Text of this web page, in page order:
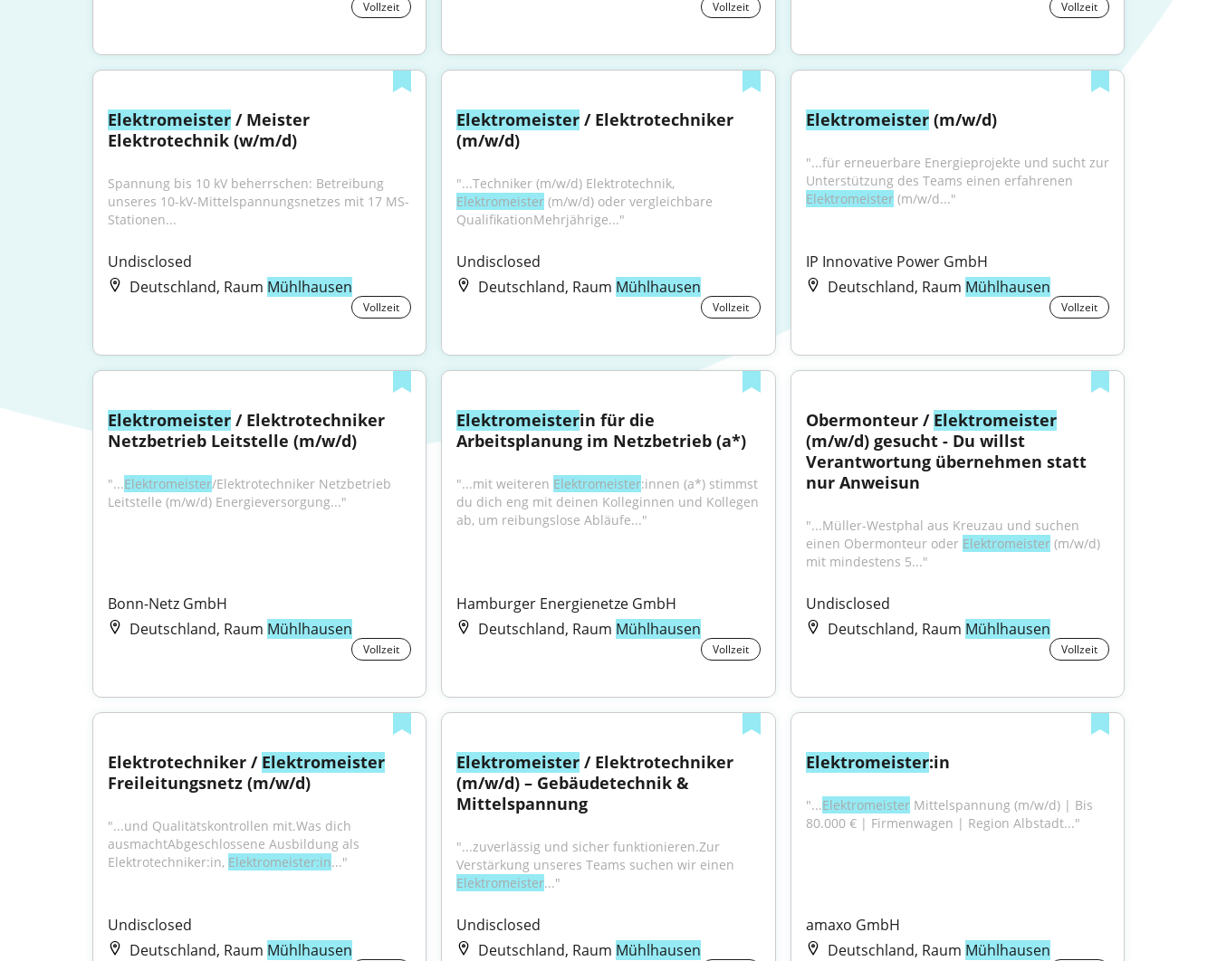
Vollzeit Vollzeit Vollzeit
Elektromeister / Meister
Elektrotechnik (w/m/d)
Spannung bis 10 kV beherrschen: Betreibung
unseres 10-kV-Mittelspannungsnetzes mit 17 MS-
Stationen...
Undisclosed
Deutschland, Raum Mühlhausen
Vollzeit
Elektromeister / Elektrotechniker
(m/w/d)
Elektromeister (m/w/d) oder vergleichbare
QualifikationMehrjährige..."
Undisclosed
Deutschland, Raum Mühlhausen
Vollzeit
Elektromeister (m/w/d)
"...für erneuerbare Energieprojekte und sucht zur
Elektromeister (m/w/d..."
IP Innovative Power GmbH
Deutschland, Raum Mühlhausen
Vollzeit
Elektromeister / Elektrotechniker
Netzbetrieb Leitstelle (m/w/d)
"...Elektromeister/Elektrotechniker Netzbetrieb
Leitstelle (m/w/d) Energieversorgung..."
Bonn-Netz GmbH
Deutschland, Raum Mühlhausen
Vollzeit
Elektromeisterin für die
Arbeitsplanung im Netzbetrieb (a*)
"...mit weiteren Elektromeister:innen (a*) stimmst
du dich eng mit deinen Kolleginnen und Kollegen
ab, um reibungslose Abläufe..."
Hamburger Energienetze GmbH
Deutschland, Raum Mühlhausen
Vollzeit
Obermonteur / Elektromeister
(m/w/d) gesucht - Du willst
Verantwortung übernehmen statt
nur Anweisun
"...Müller-Westphal aus Kreuzau und suchen
einen Obermonteur oder Elektromeister (m/w/d)
mit mindestens 5..."
Undisclosed
Deutschland, Raum Mühlhausen
Vollzeit
Elektrotechniker / Elektromeister
Freileitungsnetz (m/w/d)
"...und Qualitätskontrollen mit.Was dich
ausmachtAbgeschlossene Ausbildung als
Elektrotechniker:in, Elektromeister:in..."
Undisclosed
Deutschland, Raum Mühlhausen
Elektromeister / Elektrotechniker
(m/w/d) – Gebäudetechnik &
Mittelspannung
"...zuverlässig und sicher funktionieren.Zur
Elektromeister..."
Undisclosed
Deutschland, Raum Mühlhausen
Elektromeister:in
"...Elektromeister Mittelspannung (m/w/d) | Bis
80.000 € | Firmenwagen | Region Albstadt..."
amaxo GmbH
Deutschland, Raum Mühlhausen